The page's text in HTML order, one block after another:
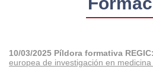
10/03/2025 Píldora formativa REGIC:
europea de investigación en